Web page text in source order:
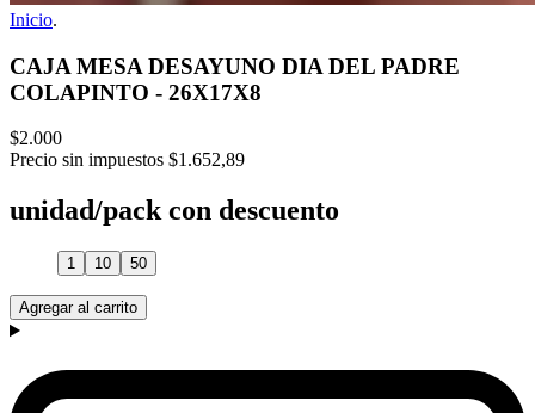
Inicio.
CAJA MESA DESAYUNO DIA DEL PADRE
COLAPINTO - 26X17X8
$2.000
Precio sin impuestos $1.652,89
unidad/pack con descuento
1 10 50
Agregar al carrito